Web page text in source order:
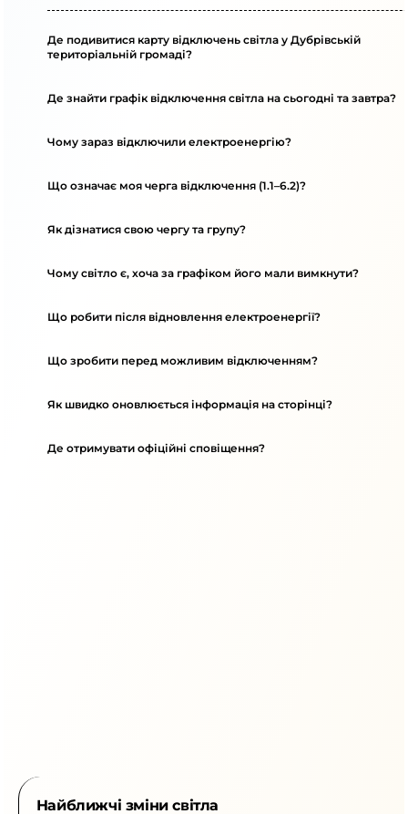
Де подивитися карту відключень світла у Дубрівській
територіальній громаді?
Де знайти графік відключення світла на сьогодні та завтра?
Чому зараз відключили електроенергію?
Що означає моя черга відключення (1.1–6.2)?
Як дізнатися свою чергу та групу?
Чому світло є, хоча за графіком його мали вимкнути?
Що робити після відновлення електроенергії?
Що зробити перед можливим відключенням?
Як швидко оновлюється інформація на сторінці?
Де отримувати офіційні сповіщення?
Найближчі зміни світла